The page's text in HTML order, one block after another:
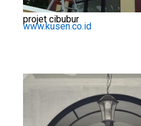
projet cibubur
www.kusen.co.id